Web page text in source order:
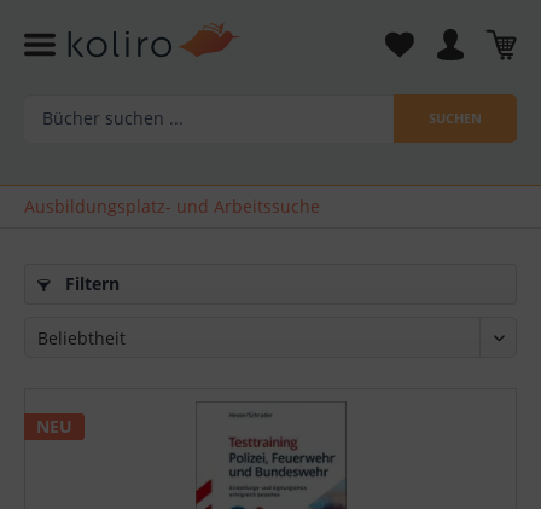
SUCHEN
Ausbildungsplatz- und Arbeitssuche
Filtern
NEU